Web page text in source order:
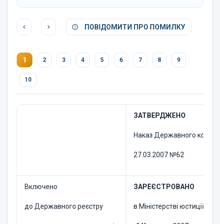
ПОВІДОМИТИ ПРО ПОМИЛКУ
1 2 3 4 5 6 7 8 9
10
ЗАТВЕРДЖЕНО
Наказ Державного
27.03.2007 №62
Включено
до Державного реєстру
ЗАРЕЄСТРОВАНО
в Міністерстві юстиції